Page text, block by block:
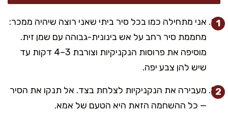
אני מתחילה כמו בכל סיר ביתי שאני רוצה שיהיה ממכר:
מחממת סיר רחב על אש בינונית-גבוהה עם שמן זית.
מוסיפה את פרוסות הנקניקיות וצורבת 3–4 דקות עד
שיש להן צבע יפה.
מעבירה את הנקניקיות לצלחת בצד. אל תנקו את הסיר
— כל ההשחמה הזאת היא הטעם של אמא.